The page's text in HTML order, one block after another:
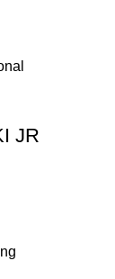
JR